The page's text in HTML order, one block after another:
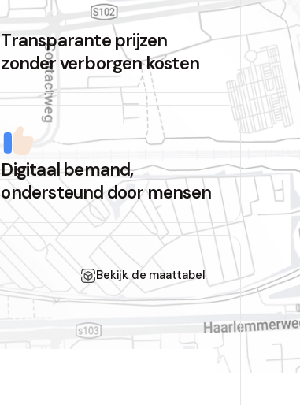
Transparante prijzen
zonder verborgen kosten
Digitaal bemand,
ondersteund door mensen
Bekijk de maattabel